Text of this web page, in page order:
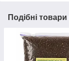
Подібні товари